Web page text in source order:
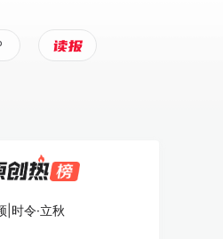
|时令·立秋